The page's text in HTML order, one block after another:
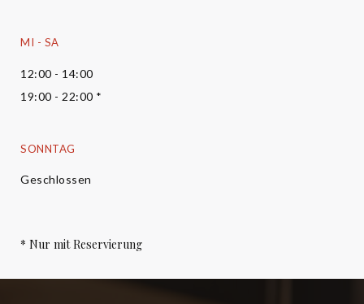
MI - SA
12:00 - 14:00
19:00 - 22:00 *
SONNTAG
Geschlossen
* Nur mit Reservierung